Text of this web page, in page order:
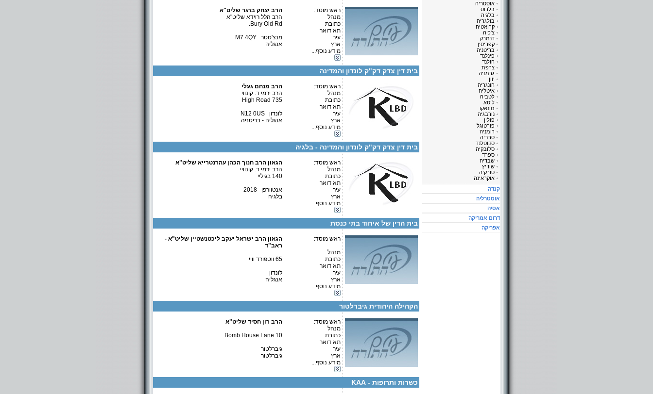
ראש מוסד:
הרב יצחק ברגר שליט"א
מנהל
הרב הלל רוידא שליט"א
כתובת
Bury Old Rd.
תא דואר
עיר
מנצ'סטר M7 4QY
ארץ
אנגליה
מידע נוסף...
איש קשר:
קטגוריות:
בית דין צדק דק"ק לונדון והמדינה
ראש מוסד:
הרב מנחם געלי
מנהל
הרב ירמי ד. קונווי
כתובת
735 High Road
תא דואר
עיר
לונדון N12 0US
ארץ
אנגליה - בריטניה
מידע נוסף...
טלפון 1:
טלפון 2:
פקס
איש קשר:
בית דין צדק דק"ק לונדון והמדינה - בלגיה
ראש מוסד:
הגאון הרב חנוך הכהן עהרנטרייא שליט"א
מנהל
הרב ירמי ד. קונוויי
כתובת
140 בגיליי
תא דואר
עיר
אנטוורפן 2018
ארץ
בלגיה
מידע נוסף...
טלפון 1:
טלפון 2:
פקס
מספר עמותה:
קטגוריות:
בית הדין של איחוד בתי כנסת
ראש מוסד:
הגאון הרב ישראל יעקב ליכטנשטיין שליט"א -
ראב"ד
מנהל
כתובת
65 ווטפורד וויי
תא דואר
עיר
לונדון
ארץ
אנגליה
מידע נוסף...
פרטים נוספים:
טלפון 1:
טלפון 2:
מספר עמותה:
הקהילה היהודית גיברלטור
ראש מוסד:
הרב רון חסיד שליט"א
מנהל
כתובת
10 Bomb House Lane
תא דואר
עיר
גיברלטור
ארץ
גיברלטור
מידע נוסף...
טלפון 1:
טלפון 2:
איש קשר:
קטגוריות:
כשרות ותרופות - KAA
טלפון 1:
טלפון 2:
אוסטריה
בלרוס
בלגיה
בולגריה
קרואטיה
צ'כיה
דנמרק
קפריסין
בריטניה
פינלנד
הולנד
צרפת
גרמניה
יוון
הונגריה
איטליה
לטביה
ליטא
מונאקו
נורבגיה
פולין
פורטוגל
רומניה
סרביה
סקוטלנד
סלובקיה
ספרד
שבדיה
שווייץ
טורקיה
אוקראינה
קנדה
אוסטרליה
אסיה
דרום אמריקה
אפריקה